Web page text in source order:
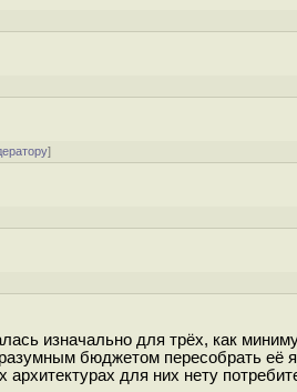
]
изначально для трёх, как
бюджетом пересобрать её
для них нету